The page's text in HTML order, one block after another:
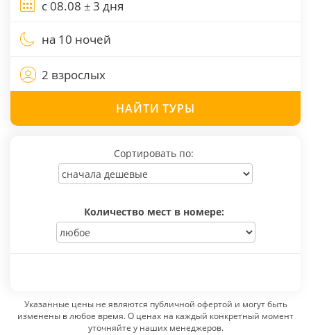
на 10 ночей
2 взрослых
НАЙТИ ТУРЫ
Сортировать по:
Количество мест в номере:
Указанные цены не являются публичной офертой и могут быть
изменены в любое время. О ценах на каждый конкретный момент
уточняйте у наших менеджеров.